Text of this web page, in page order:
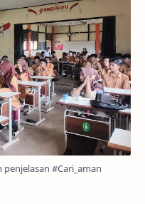
#Cari_aman